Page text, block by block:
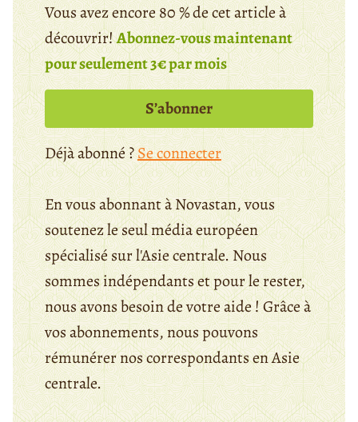
Vous avez encore 80 % de cet article à
découvrir!Abonnez-vous maintenant
pour seulement 3€ par mois
S’abonner
Déjà abonné ?Se connecter
En vous abonnant à Novastan, vous
soutenez le seul média européen
spécialisé sur l'Asie centrale. Nous
sommes indépendants et pour le rester,
nous avons besoin de votre aide ! Grâce à
vos abonnements, nous pouvons
rémunérer nos correspondants en Asie
centrale.